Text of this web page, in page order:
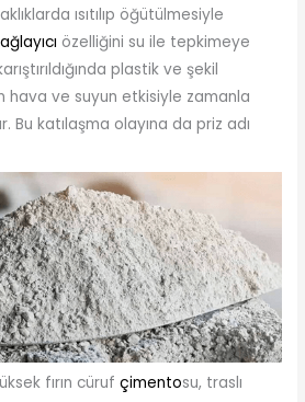
ısıtılıp öğütülmesiyle
özelliğini su ile tepkimeye
plastik ve şekil
hava ve suyun etkisiyle zamanla
Bu katılaşma olayına da priz adı
fırın cürufçimentosu, traslı